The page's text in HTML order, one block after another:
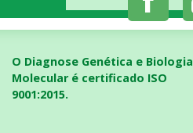
O Diagnose Genética e Biologia
Molecular é certificado ISO
9001:2015.